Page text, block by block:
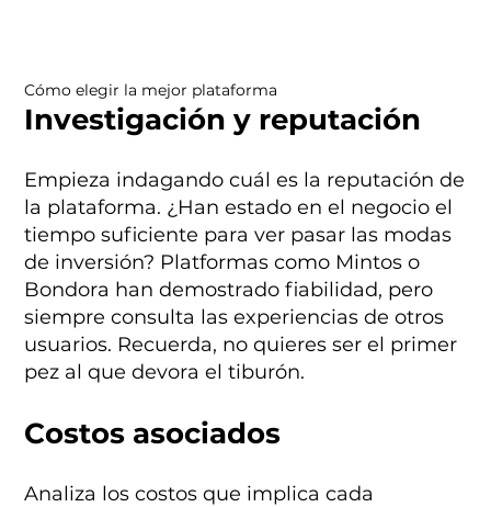
Cómo elegir la mejor plataforma
Investigación y reputación
Empieza indagando cuál es la reputación de
la plataforma. ¿Han estado en el negocio el
tiempo suficiente para ver pasar las modas
de inversión? Platformas como Mintos o
Bondora han demostrado fiabilidad, pero
siempre consulta las experiencias de otros
usuarios. Recuerda, no quieres ser el primer
pez al que devora el tiburón.
Costos asociados
Analiza los costos que implica cada